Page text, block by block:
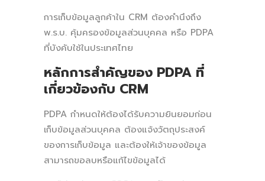
การเก็บข้อมูลลูกค้าใน CRM ต้องคำนึงถึง
พ.ร.บ. คุ้มครองข้อมูลส่วนบุคคล หรือ PDPA
ที่บังคับใช้ในประเทศไทย
หลักการสำคัญของ PDPA ที่
เกี่ยวข้องกับ CRM
PDPA กำหนดให้ต้องได้รับความยินยอมก่อน
เก็บข้อมูลส่วนบุคคล ต้องแจ้งวัตถุประสงค์
ของการเก็บข้อมูล และต้องให้เจ้าของข้อมูล
สามารถขอลบหรือแก้ไขข้อมูลได้